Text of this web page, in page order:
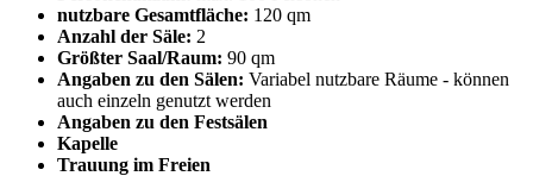
nutzbare Gesamtfläche: 120 qm
Anzahl der Säle: 2
Größter Saal/Raum: 90 qm
Angaben zu den Sälen: Variabel nutzbare Räume - können
auch einzeln genutzt werden
Angaben zu den Festsälen
Kapelle
Trauung im Freien